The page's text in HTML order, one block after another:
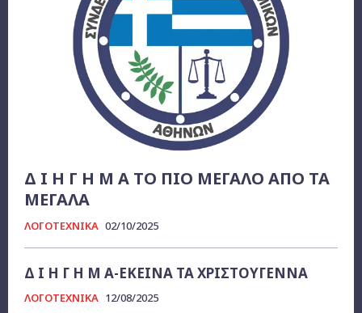
Δ Ι Η Γ Η Μ Α ΤΟ ΠΙΟ ΜΕΓΑΛΟ ΑΠΟ ΤΑ
ΜΕΓΑΛΑ
ΛΟΓΟΤΕΧΝΙΚΑ 02/10/2025
Δ Ι Η Γ Η Μ Α-ΕΚΕΙΝΑ ΤΑ ΧΡΙΣΤΟΥΓΕΝΝΑ
ΛΟΓΟΤΕΧΝΙΚΑ 12/08/2025